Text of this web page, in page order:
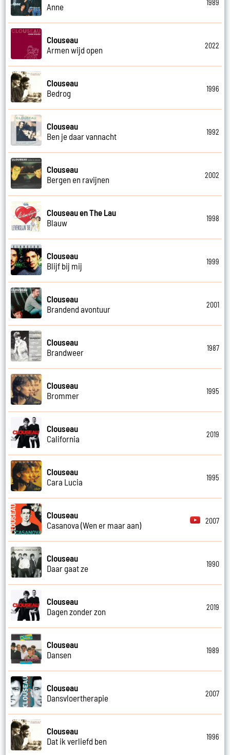
Anne
1989
Clouseau
Armen wijd open
2022
Clouseau
Bedrog
1996
Clouseau
Ben je daar vannacht
1992
Clouseau
Bergen en ravijnen
2002
Clouseau en The Lau
Blauw
1998
Clouseau
Blijf bij mij
1999
Clouseau
Brandend avontuur
2001
Clouseau
Brandweer
1987
Clouseau
Brommer
1995
Clouseau
California
2019
Clouseau
Cara Lucia
1995
Clouseau
Casanova (Wen er maar aan)
2007
Clouseau
Daar gaat ze
1990
Clouseau
Dagen zonder zon
2019
Clouseau
Dansen
1989
Clouseau
Dansvloertherapie
2007
Clouseau
Dat ik verliefd ben
1996